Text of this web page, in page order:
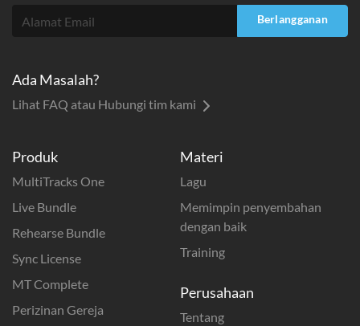
Produk
MultiTracks One
Live Bundle
Rehearse Bundle
Sync License
MT Complete
Perizinan Gereja
Materi
Lagu
Memimpin penyembahan
dengan baik
Training
Perusahaan
Tentang
Berlangganan
Ada Masalah?
Lihat FAQ atau Hubungi tim kami